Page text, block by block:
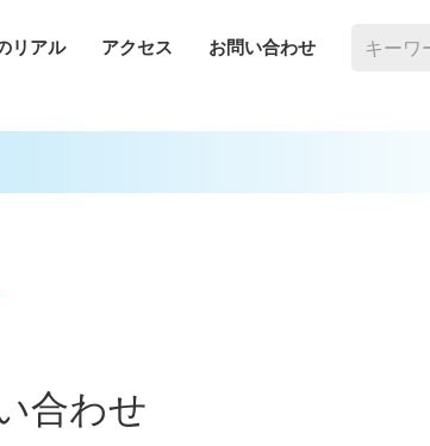
リアル アクセス お問い合わせ
合わせ